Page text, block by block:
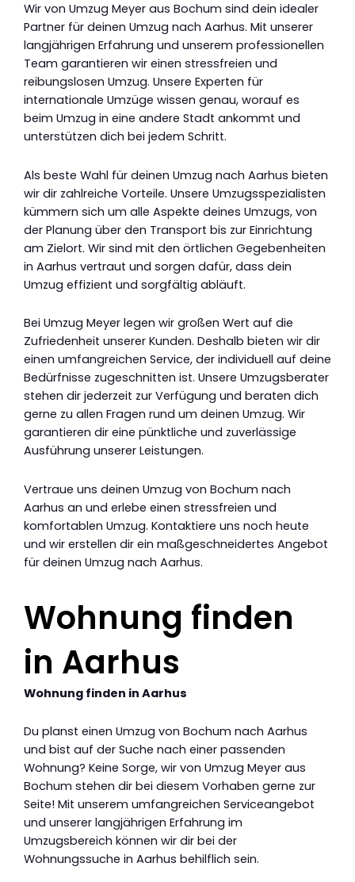
Wir von Umzug Meyer aus Bochum sind dein idealer
Partner für deinen Umzug nach Aarhus. Mit unserer
langjährigen Erfahrung und unserem professionellen
Team garantieren wir einen stressfreien und
reibungslosen Umzug. Unsere Experten für
internationale Umzüge wissen genau, worauf es
beim Umzug in eine andere Stadt ankommt und
unterstützen dich bei jedem Schritt.
Als beste Wahl für deinen Umzug nach Aarhus bieten
wir dir zahlreiche Vorteile. Unsere Umzugsspezialisten
kümmern sich um alle Aspekte deines Umzugs, von
der Planung über den Transport bis zur Einrichtung
am Zielort. Wir sind mit den örtlichen Gegebenheiten
in Aarhus vertraut und sorgen dafür, dass dein
Umzug effizient und sorgfältig abläuft.
Bei Umzug Meyer legen wir großen Wert auf die
Zufriedenheit unserer Kunden. Deshalb bieten wir dir
einen umfangreichen Service, der individuell auf deine
Bedürfnisse zugeschnitten ist. Unsere Umzugsberater
stehen dir jederzeit zur Verfügung und beraten dich
gerne zu allen Fragen rund um deinen Umzug. Wir
garantieren dir eine pünktliche und zuverlässige
Ausführung unserer Leistungen.
Vertraue uns deinen Umzug von Bochum nach
Aarhus an und erlebe einen stressfreien und
komfortablen Umzug. Kontaktiere uns noch heute
und wir erstellen dir ein maßgeschneidertes Angebot
für deinen Umzug nach Aarhus.
Wohnung finden
in Aarhus
Wohnung finden in Aarhus
Du planst einen Umzug von Bochum nach Aarhus
und bist auf der Suche nach einer passenden
Wohnung? Keine Sorge, wir von Umzug Meyer aus
Bochum stehen dir bei diesem Vorhaben gerne zur
Seite! Mit unserem umfangreichen Serviceangebot
und unserer langjährigen Erfahrung im
Umzugsbereich können wir dir bei der
Wohnungssuche in Aarhus behilflich sein.